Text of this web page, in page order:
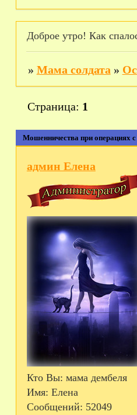
Доброе утро! Как
» Мама солдата »
Мошенничества при операциях
Страница: 1
админ Елена
Кто Вы: мама дембеля
Имя: Елена
Сообщений: 52049